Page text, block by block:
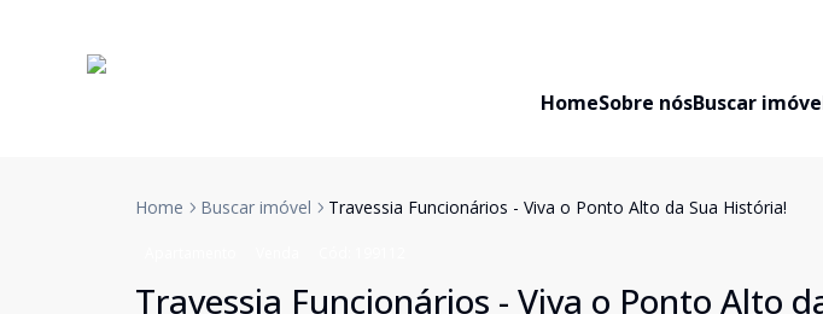
HomeSobre nósBuscar
Home Buscar imóvel Travessia Funcionários - Viva o Ponto Alto da Sua História!
Travessia Funcionários - Viva o Ponto Alto